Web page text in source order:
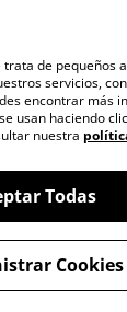
de pequeños
servicios,
encontrar más
usan haciendo
nuestra
Todas
Cookies